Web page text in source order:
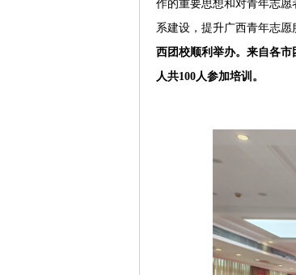
作的重要思想和对青年志
系建设，提升广西青年志愿
西团校顺利举办。来自各
人共100人参加培训。